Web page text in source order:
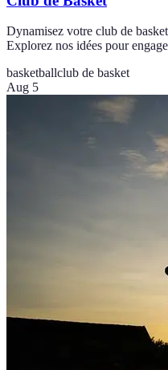
Dynamisez votre club de
Explorez nos idées pour
basketballclub de basket
Aug 5